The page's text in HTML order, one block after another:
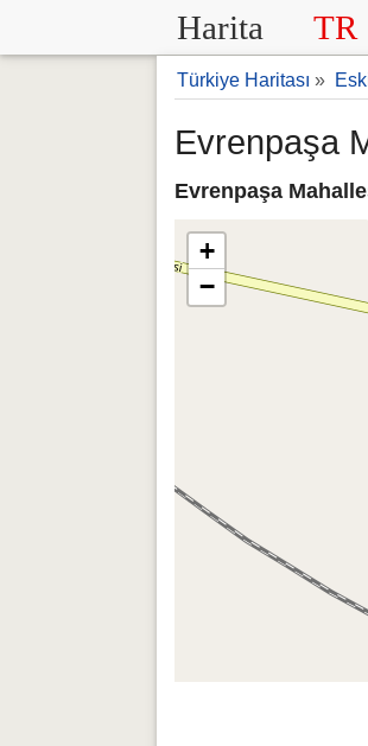
Harita TR
Türkiye Haritası »
Evrenpaşa
Evrenpaşa
+
−